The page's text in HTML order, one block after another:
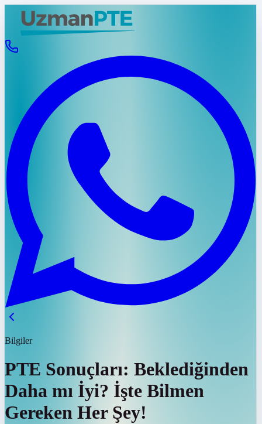
Bilgiler
PTE Sonuçları: Beklediğinden
Daha mı İyi? İşte Bilmen
Gereken Her Şey!